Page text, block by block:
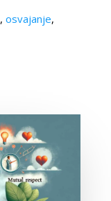
, osvajanje,